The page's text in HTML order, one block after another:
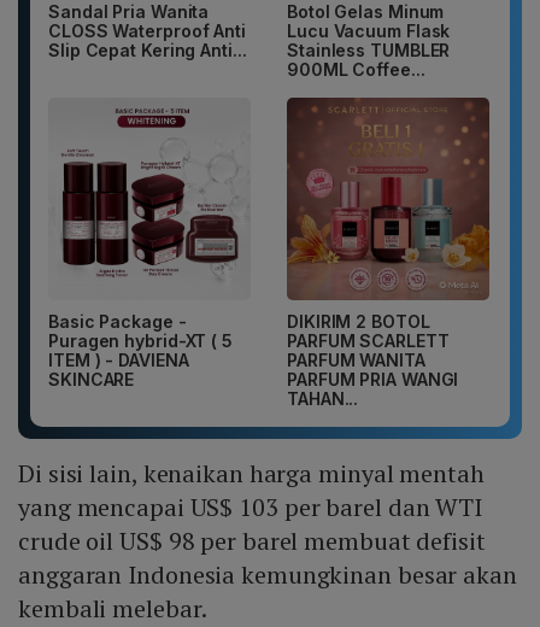
Sandal Pria Wanita
CLOSS Waterproof Anti
Slip Cepat Kering Anti...
Botol Gelas Minum
Lucu Vacuum Flask
Stainless TUMBLER
900ML Coffee...
Basic Package -
Puragen hybrid-XT ( 5
ITEM ) - DAVIENA
SKINCARE
DIKIRIM 2 BOTOL
PARFUM SCARLETT
PARFUM WANITA
PARFUM PRIA WANGI
TAHAN...
Di sisi lain, kenaikan harga minyal mentah
yang mencapai US$ 103 per barel dan WTI
crude oil US$ 98 per barel membuat defisit
anggaran Indonesia kemungkinan besar akan
kembali melebar.